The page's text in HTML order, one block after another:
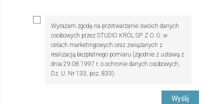
Wyrażam zgodę na przetwarzanie swoich danych
osobowych przez STUDIO KRÓL SP. Z O. O. w
celach marketingowych oraz związanych z
realizacją bezpłatnego pomiaru (zgodnie z ustawą z
dnia 29.08.1997 r. o ochronie danych osobowych,
Dz. U. Nr 133, poz. 833).
Wyślij